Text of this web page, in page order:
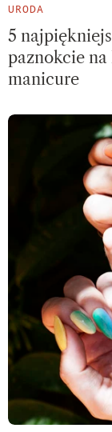
URODA
5
paznokcie na
manicure